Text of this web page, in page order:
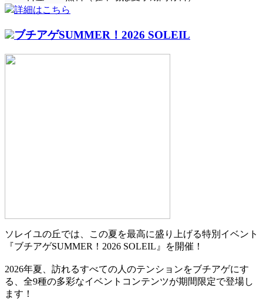
詳細はこちら
ブチアゲSUMMER！2026 SOLEIL
ソレイユの丘では、この夏を最高に盛り上げる特別イベント
『ブチアゲSUMMER！2026 SOLEIL』を開催！
2026年夏、訪れるすべての人のテンションをブチアゲにす
る、全9種の多彩なイベントコンテンツが期間限定で登場し
ます！